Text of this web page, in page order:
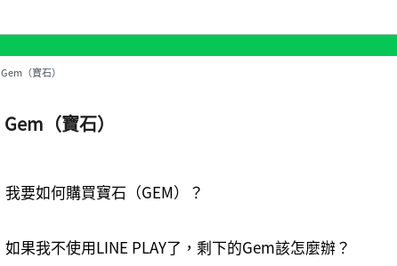
Gem（寶石）
Gem（寶石）
我要如何購買寶石（GEM）？
如果我不使用LINE PLAY了，剩下的Gem該怎麼辦？